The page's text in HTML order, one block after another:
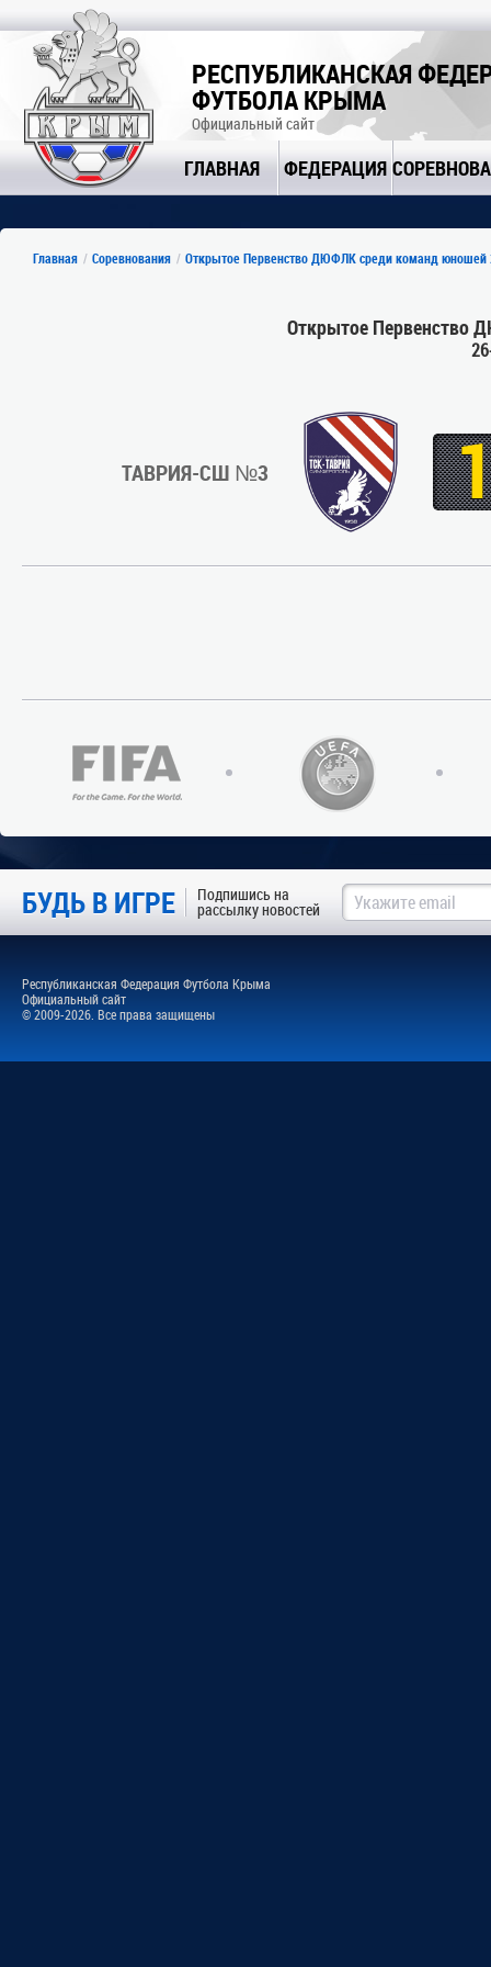
РЕСПУБЛИКАНСКАЯ
ФУТБОЛА КРЫМА
Официальный сайт
ГЛАВНАЯ ФЕДЕРАЦИЯ
Главная Соревнования Открытое Первенство ДЮФЛК среди команд юношей
Открытое Первенство
ТАВРИЯ-СШ №3
БУДЬ В ИГРЕ Подпишись на
рассылку новостей
Республиканская Федерация Футбола Крыма
Официальный сайт
© 2009-2026. Все права защищены